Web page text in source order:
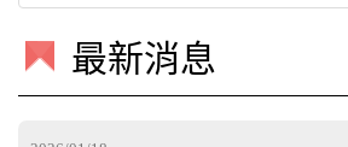
最新消息